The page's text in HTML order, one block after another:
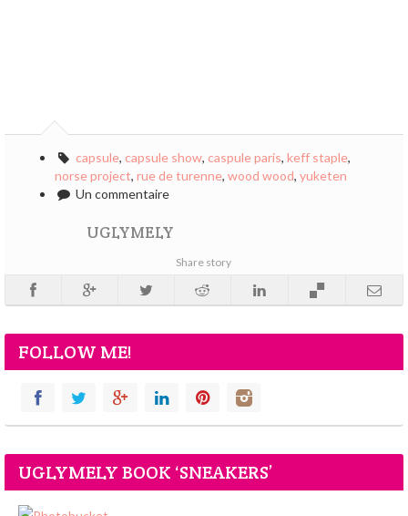
capsule, capsule show, caspule paris, keff staple,
norse project, rue de turenne, wood wood, yuketen
Un commentaire
UGLYMELY
Share story
FOLLOW ME!
UGLYMELY BOOK ‘SNEAKERS’